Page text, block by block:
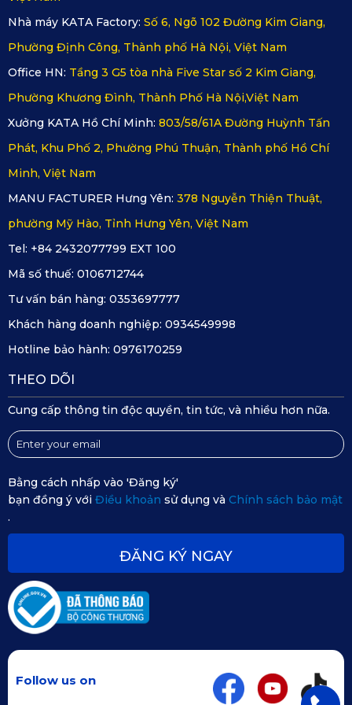
Roman Style Series: Phong cách hoàng gia với chất liệu
cao cấp, tạo nên không gian nội thất đẳng cấp, phù hợp với
vẻ lịch lãm đặc trưng của Camry.
Original Car Line Series: Bám sát thiết kế ghế nguyên bản,
kết hợp màu sắc và chất liệu hài hòa, giữ nguyên nét thanh
lịch đặc trưng của dòng xe Camry.
Nhà máy KATA Factory: Số 6, Ngõ 102 Đường Kim Giang,
Phường Định Công, Thành phố Hà Nội, Việt Nam
Office HN: Tầng 3 G5 tòa nhà Five Star số 2 Kim Giang,
Phường Khương Đình, Thành Phố Hà Nội,Việt Nam
Xưởng KATA Hồ Chí Minh: 803/58/61A Đường Huỳnh Tấn
Phát, Khu Phố 2, Phường Phú Thuận, Thành phố Hồ Chí
Minh, Việt Nam
MANU FACTURER Hưng Yên: 378 Nguyễn Thiện Thuật,
phường Mỹ Hào, Tỉnh Hưng Yên, Việt Nam
Tel: +84 2432077799 EXT 100
Mã số thuế: 0106712744
Tư vấn bán hàng: 0353697777
Khách hàng doanh nghiệp: 0934549998
Hotline bảo hành: 0976170259
THEO DÕI
Cung cấp thông tin độc quyền, tin tức, và nhiều hơn nữa.
Bằng cách nhấp vào 'Đăng ký'
bạn đồng ý với Điều khoản sử dụng và Chính sách bảo mật
.
ĐĂNG KÝ NGAY
Follow us on